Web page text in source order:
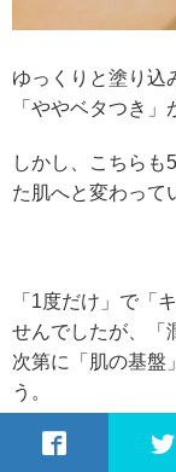
ゆっくりと塗り込
「ややベタつき」
しかし、こちらも
た肌へと変わって
「1度だけ」で「
せんでしたが、「
次第に「肌の基盤
う。
こちらも、「濃